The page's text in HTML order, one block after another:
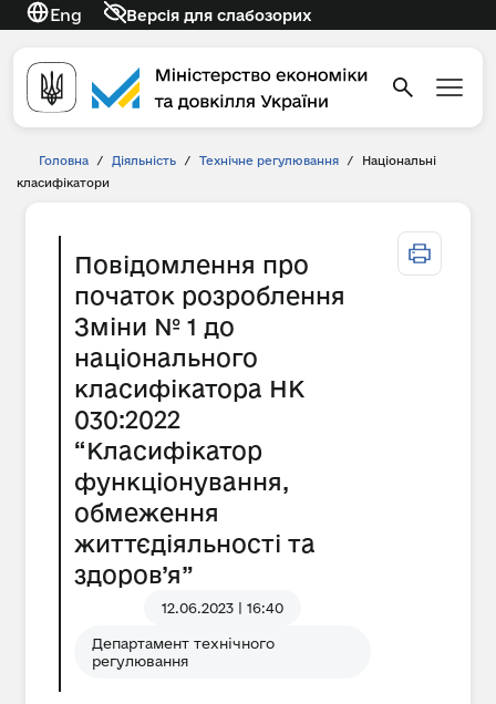
Eng Версія для слабозорих
Головна / Діяльність / Технічне регулювання /
Національні
класифікатори
Повідомлення про
початок розроблення
Зміни № 1 до
національного
класифікатора НК
030:2022
“Класифікатор
функціонування,
обмеження
життєдіяльності та
здоров’я”
12.06.2023 | 16:40
Департамент технічного
регулювання